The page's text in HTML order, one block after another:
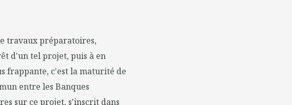
travaux préparatoires,
d'un tel projet, puis à en
frappante, c'est la maturité de
entre les Banques
sur ce projet, s'inscrit dans